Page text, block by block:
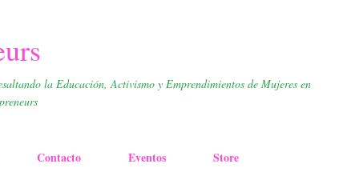
la Educación, Activismo y Emprendimientos de Mujeres en
Contacto Eventos
Store